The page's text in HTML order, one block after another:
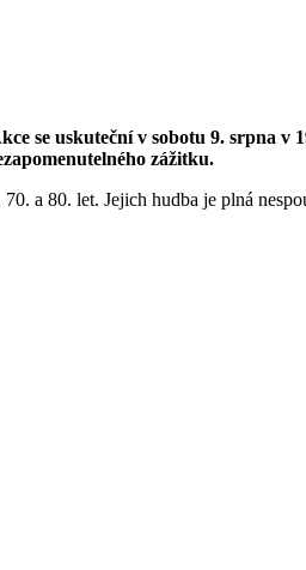
se uskuteční v sobotu 9. srpna v
zážitku.
a 80. let. Jejich hudba je plná